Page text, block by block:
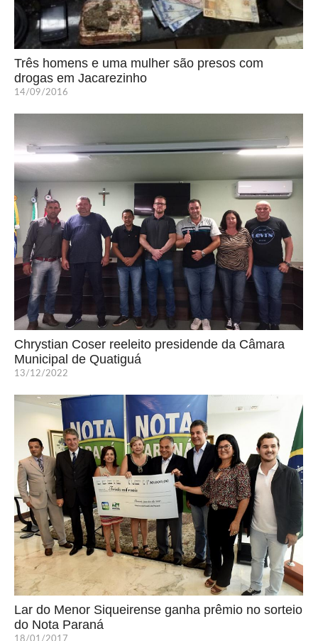
Três homens e uma mulher são presos com
drogas em Jacarezinho
14/09/2016
Chrystian Coser reeleito presidende da Câmara
Municipal de Quatiguá
13/12/2022
Lar do Menor Siqueirense ganha prêmio no sorteio
do Nota Paraná